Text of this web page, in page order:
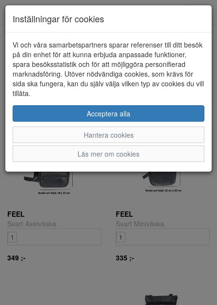
FEEL (9 artiklar)
Sortera efter:
FEEL
Svart Axelväska.
1
349 ;-
FEEL
Svart Miniväska.
1
335 ;-
Inställningar för cookies
Vi och våra samarbetspartners sparar referenser till ditt besök
på din enhet för att kunna erbjuda anpassade funktioner,
spara besöksstatistik och för att möjliggöra personifierad
marknadsföring. Utöver nödvändiga cookies, som krävs för
sida ska fungera, kan du själv välja vilken typ av cookies du vill
tillåta.
Acceptera alla
Hantera cookies
Läs mer om cookies